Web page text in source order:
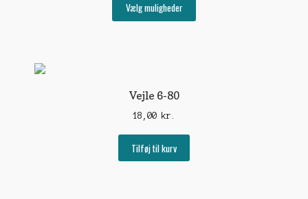
Vælg muligheder
Vejle 6-80
18,00 kr.
Tilføj til kurv